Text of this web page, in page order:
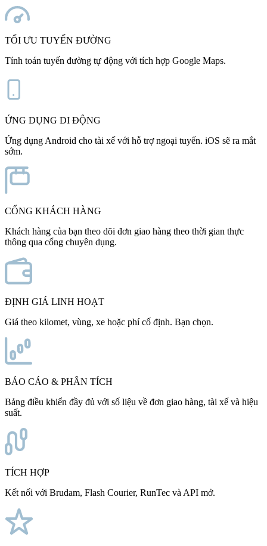
TỐI ƯU TUYẾN ĐƯỜNG
Tính toán tuyến đường tự động với tích hợp Google Maps.
ỨNG DỤNG DI ĐỘNG
Ứng dụng Android cho tài xế với hỗ trợ ngoại tuyến. iOS sẽ ra mắt
sớm.
CỔNG KHÁCH HÀNG
Khách hàng của bạn theo dõi đơn giao hàng theo thời gian thực
thông qua cổng chuyên dụng.
ĐỊNH GIÁ LINH HOẠT
Giá theo kilomet, vùng, xe hoặc phí cố định. Bạn chọn.
BÁO CÁO & PHÂN TÍCH
Bảng điều khiển đầy đủ với số liệu về đơn giao hàng, tài xế và hiệu
suất.
TÍCH HỢP
Kết nối với Brudam, Flash Courier, RunTec và API mở.